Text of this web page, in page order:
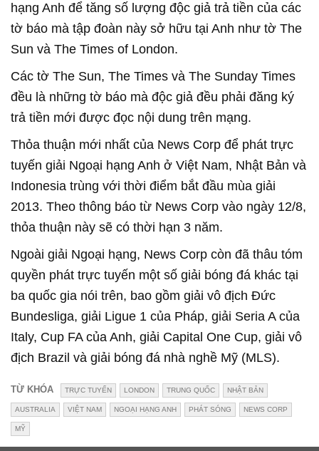
hạng Anh để tăng số lượng độc giả trả tiền của các
tờ báo mà tập đoàn này sở hữu tại Anh như tờ The
Sun và The Times of London.
Các tờ The Sun, The Times và The Sunday Times
đều là những tờ báo mà độc giả đều phải đăng ký
trả tiền mới được đọc nội dung trên mạng.
Thỏa thuận mới nhất của News Corp để phát trực
tuyến giải Ngoại hạng Anh ở Việt Nam, Nhật Bản và
Indonesia trùng với thời điểm bắt đầu mùa giải
2013. Theo thông báo từ News Corp vào ngày 12/8,
thỏa thuận này sẽ có thời hạn 3 năm.
Ngoài giải Ngoại hạng, News Corp còn đã thâu tóm
quyền phát trực tuyến một số giải bóng đá khác tại
ba quốc gia nói trên, bao gồm giải vô địch Đức
Bundesliga, giải Ligue 1 của Pháp, giải Seria A của
Italy, Cup FA của Anh, giải Capital One Cup, giải vô
địch Brazil và giải bóng đá nhà nghề Mỹ (MLS).
TỪ KHÓA TRỰC TUYẾN LONDON TRUNG QUỐC NHẬT BẢN
AUSTRALIA VIỆT NAM NGOẠI HẠNG ANH PHÁT SÓNG NEWS CORP
MỸ